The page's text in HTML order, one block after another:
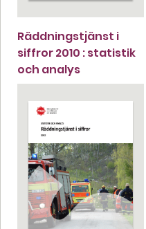
Räddningstjänst i
siffror 2010 : statistik
och analys